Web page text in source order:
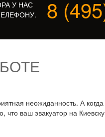
У НАС
8
неожиданность. А
что ваш эвакуатор на